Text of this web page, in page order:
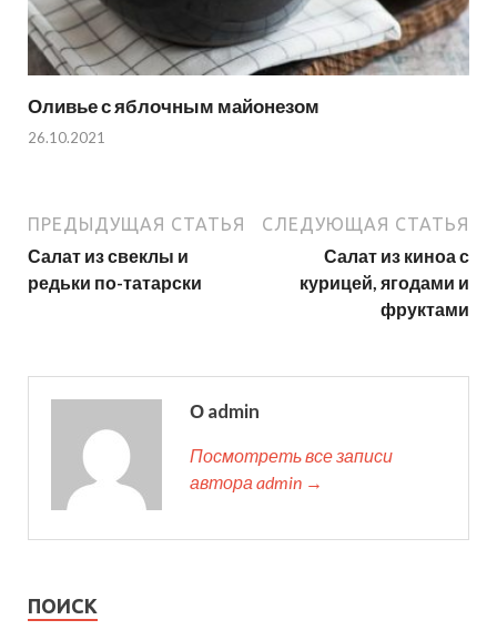
Оливье с яблочным майонезом
26.10.2021
ПРЕДЫДУЩАЯ СТАТЬЯ
Салат из свеклы и
редьки по-татарски
СЛЕДУЮЩАЯ СТАТЬЯ
Салат из киноа с
курицей, ягодами и
фруктами
О admin
Посмотреть все записи
автора admin →
ПОИСК